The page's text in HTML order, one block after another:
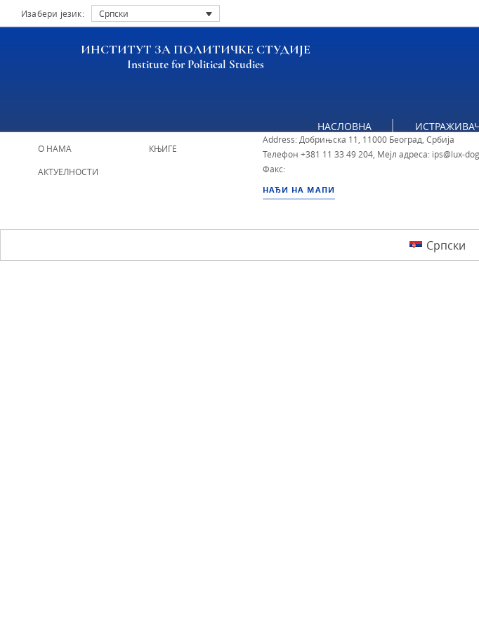
Изабери језик: Српски
ИНСТИТУТ ЗА ПОЛИТИЧКЕ СТУДИЈЕ
Institute for Political Studies
НАСЛОВНА
О НАМА
АКТУЕЛНОСТИ
КЊИГЕ
ИПС - Институт за политичке студије
Address: Добрињска 11, 11000 Београд, Србија
Телефон +381 11 33 49 204, Мејл адреса: ips@lux-
Факс:
НАЂИ НА МАПИ
Српски